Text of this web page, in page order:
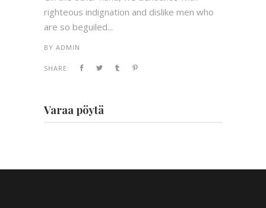
righteous indignation and dislike men who
are so beguiled...
BY ADMIN
SHARE:
Varaa pöytä